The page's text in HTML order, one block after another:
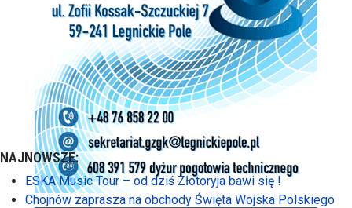
NAJNOWSZE:
ESKA Music Tour – od dziś Złotoryja bawi się !
Chojnów zaprasza na obchody Święta Wojska Polskiego